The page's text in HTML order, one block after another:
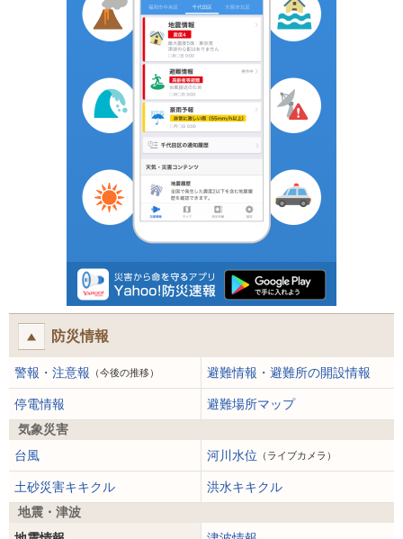
防災情報
警報・注意報 （今後の推移） 避難情報・避難所の開設情報
停電情報
避難場所マップ
気象災害
台風
河川水位 （ライブカメラ）
土砂災害キキクル
洪水キキクル
地震・津波